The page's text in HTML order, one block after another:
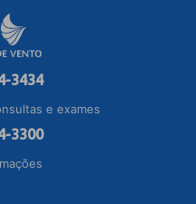
3434
e exames
3300